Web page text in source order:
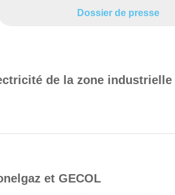
Dossier de presse
de la zone
et GECOL